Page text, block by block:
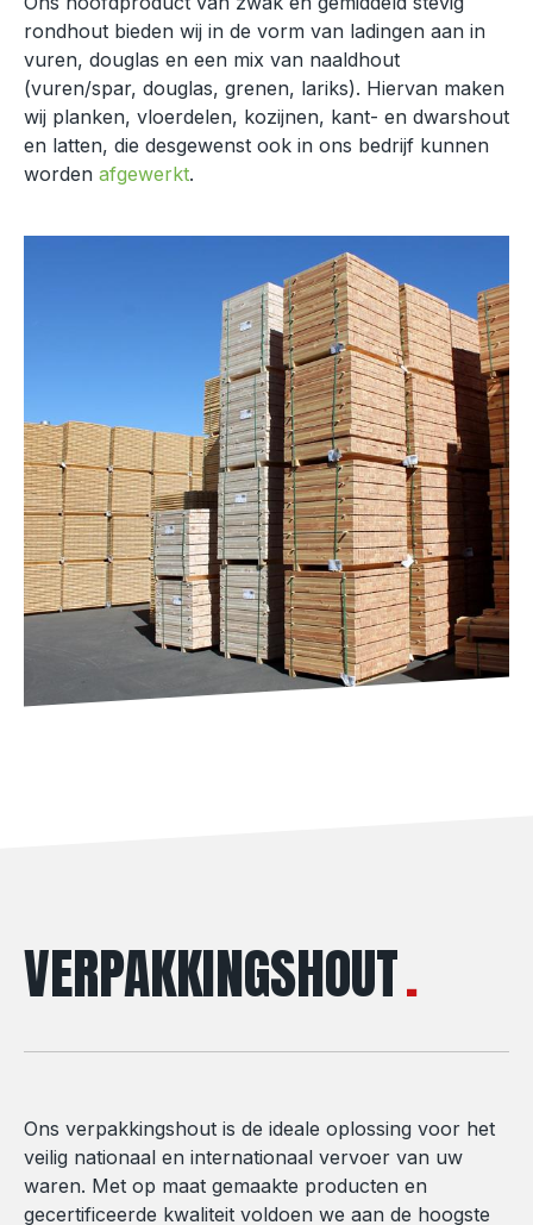
rondhout bieden wij in de vorm van ladingen aan in
vuren, douglas en een mix van naaldhout
(vuren/spar, douglas, grenen, lariks). Hiervan maken
wij planken, vloerdelen, kozijnen, kant- en dwarshout
en latten, die desgewenst ook in ons bedrijf kunnen
worden afgewerkt.
VERPAKKINGSHOUT
Ons verpakkingshout is de ideale oplossing voor het
veilig nationaal en internationaal vervoer van uw
waren. Met op maat gemaakte producten en
gecertificeerde kwaliteit voldoen we aan de hoogste